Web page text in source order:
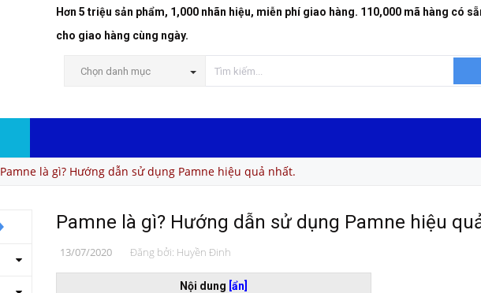
Hơn 5 triệu sản phẩm, 1,000 nhãn hiệu, miễn phí giao hàng. 110,000 mã hàng có
cho giao hàng cùng ngày.
Chọn danh mục
Pamne là gì? Hướng dẫn sử dụng Pamne hiệu quả nhất.
Pamne là gì? Hướng dẫn sử dụng Pamne hiệu
13/07/2020 Đăng bởi: Huyền Đinh
Nội dung [ẩn]